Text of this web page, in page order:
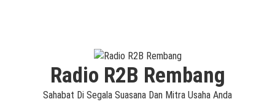
Radio R2B Rembang
Sahabat Di Segala Suasana Dan Mitra Usaha Anda